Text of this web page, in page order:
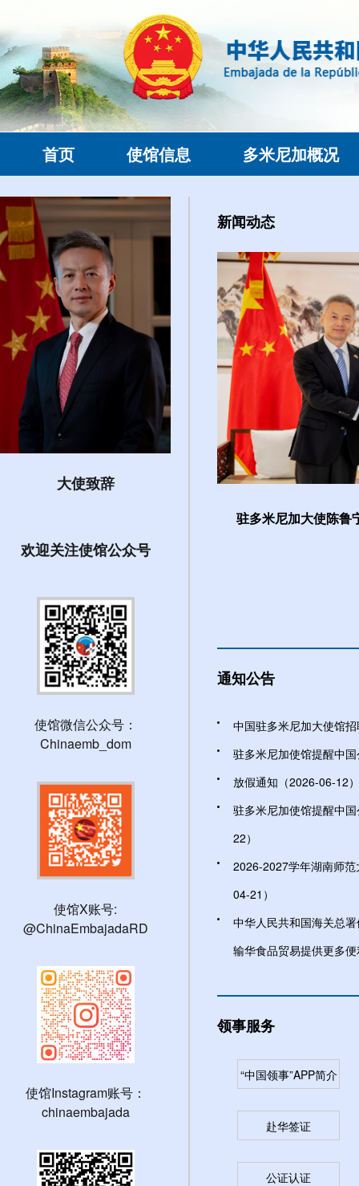
首页 使馆信息 多米尼加概况
大使致辞
欢迎关注使馆公众号
使馆微信公众号：
Chinaemb_dom
使馆X账号:
@ChinaEmbajadaRD
使馆Instagram账号：
chinaembajada
新闻动态
驻多米尼加大使陈鲁
通知公告
中国驻多米尼加大使馆
驻多米尼加使馆提醒中
放假通知（2026-06-12）
驻多米尼加使馆提醒中
22）
2026-2027学年湖南师范
04-21）
中华人民共和国海关总
输华食品贸易提供更多
领事服务
“中国领事”APP简介
赴华签证
公证认证